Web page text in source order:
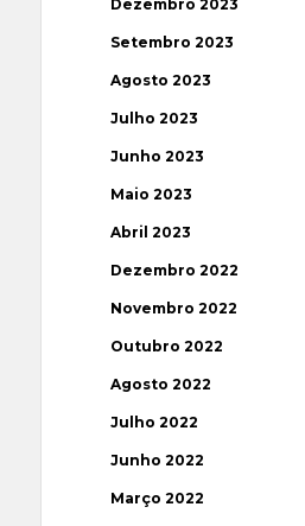
Dezembro 2023
Setembro 2023
Agosto 2023
Julho 2023
Junho 2023
Maio 2023
Abril 2023
Dezembro 2022
Novembro 2022
Outubro 2022
Agosto 2022
Julho 2022
Junho 2022
Março 2022